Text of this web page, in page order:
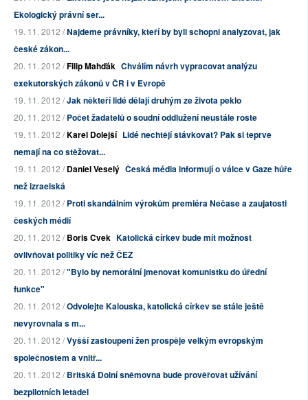
Ekologický právní ser...
19. 11. 2012 /Najdeme právníky, kteří by byli schopni analyzovat, jak
české zákon...
20. 11. 2012 /Filip Mahďák Chválím návrh vypracovat analýzu
exekutorských zákonů v ČR i v Evropě
19. 11. 2012 /Jak někteří lidé dělají druhým ze života peklo
20. 11. 2012 /Počet žadatelů o soudní oddlužení neustále roste
19. 11. 2012 /Karel Dolejší Lidé nechtějí stávkovat? Pak si teprve
nemají na co stěžovat...
19. 11. 2012 /Daniel Veselý Česká média informují o válce v Gaze hůře
než izraelská
19. 11. 2012 /Proti skandálním výrokům premiéra Nečase a zaujatosti
českých médií
20. 11. 2012 /Boris Cvek Katolická církev bude mít možnost
ovlivňovat politiky víc než ČEZ
20. 11. 2012 /"Bylo by nemorální jmenovat komunistku do úřední
funkce"
20. 11. 2012 /Odvolejte Kalouska, katolická církev se stále ještě
nevyrovnala s m...
20. 11. 2012 /Vyšší zastoupení žen prospěje velkým evropským
společnostem a vnitř...
20. 11. 2012 /Britská Dolní sněmovna bude prověřovat užívání
bezpilotních letadel